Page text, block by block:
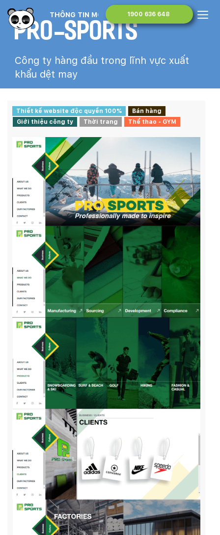
1900 636 648
THÔNG TIN MONA MEDIA
Pro-sports
Công ty hàng đầu trong lĩnh vực xuất
khẩu dệt may
Thiết kế website độc quyền 100%
Bán hàng
Giới thiệu công ty
Thời trang Thể thao - GYM